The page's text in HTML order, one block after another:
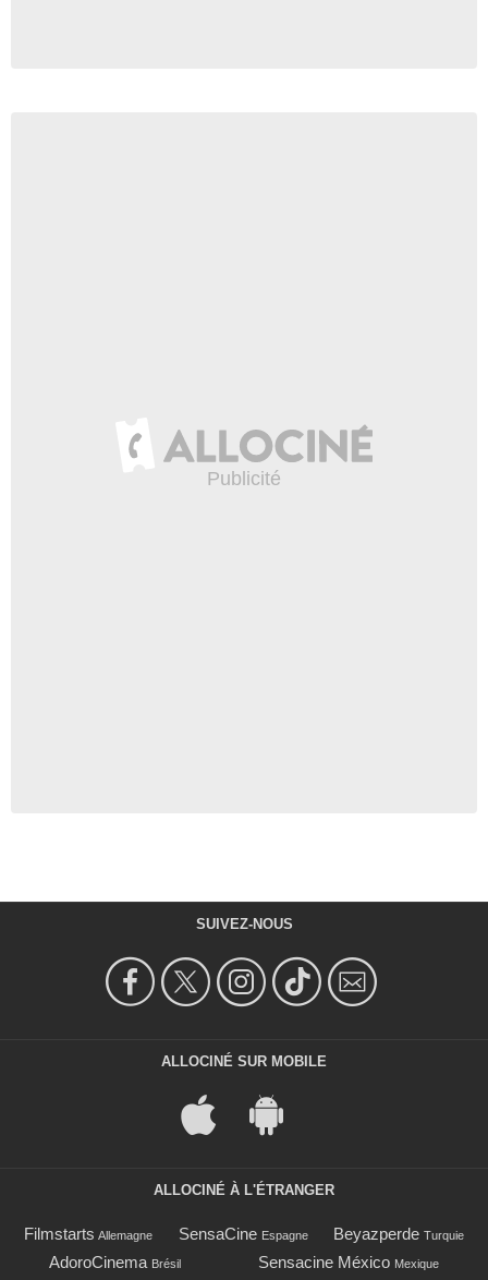
SUIVEZ-NOUS
ALLOCINÉ SUR MOBILE
ALLOCINÉ À L'ÉTRANGER
Filmstarts Allemagne SensaCine Espagne Beyazperde Turquie
AdoroCinema Brésil Sensacine México Mexique